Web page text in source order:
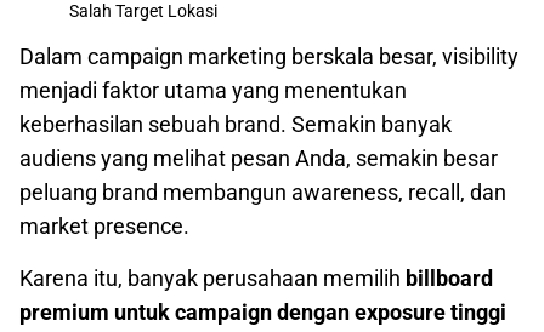
Salah Target Lokasi
Dalam campaign marketing berskala besar, visibility
menjadi faktor utama yang menentukan
keberhasilan sebuah brand. Semakin banyak
audiens yang melihat pesan Anda, semakin besar
peluang brand membangun awareness, recall, dan
market presence.
Karena itu, banyak perusahaan memilih billboard
premium untuk campaign dengan exposure tinggi